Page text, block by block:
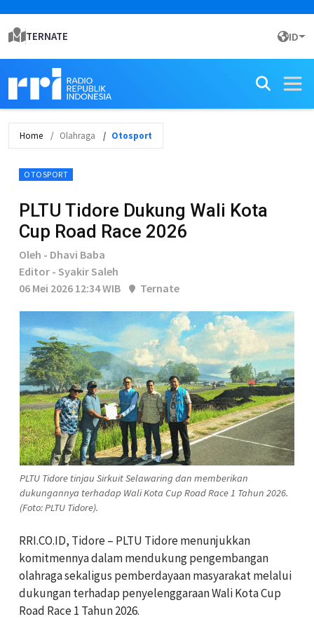
TERNATE ID
Home Olahraga Otosport
OTOSPORT
PLTU Tidore Dukung Wali Kota
Cup Road Race 2026
Oleh - Dhavi Baba
Editor - Syakir Saleh
06 Mei 2026 12:34 WIB
Ternate
PLTU Tidore tinjau Sirkuit Selawaring dan memberikan
dukungannya terhadap Wali Kota Cup Road Race 1 Tahun 2026.
(Foto: PLTU Tidore).
RRI.CO.ID, Tidore – PLTU Tidore menunjukkan
komitmennya dalam mendukung pengembangan
olahraga sekaligus pemberdayaan masyarakat melalui
dukungan terhadap penyelenggaraan Wali Kota Cup
Road Race 1 Tahun 2026.